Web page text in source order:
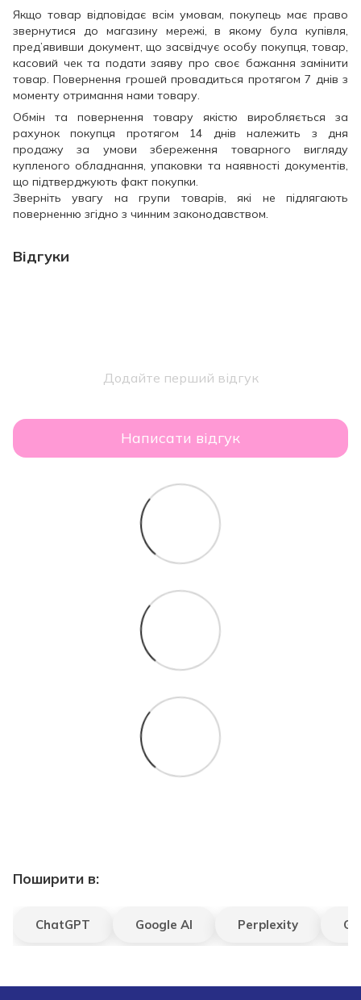
Якщо товар відповідає всім умовам, покупець має право
звернутися до магазину мережі, в якому була купівля,
пред’явивши документ, що засвідчує особу покупця, товар,
касовий чек та подати заяву про своє бажання замінити
товар. Повернення грошей провадиться протягом 7 днів з
моменту отримання нами товару.
Обмін та повернення товару якістю виробляється за
рахунок покупця протягом 14 днів належить з дня
продажу за умови збереження товарного вигляду
купленого обладнання, упаковки та наявності документів,
що підтверджують факт покупки.
Зверніть увагу на групи товарів, які не підлягають
поверненню згідно з чинним законодавством.
Відгуки
Додайте перший відгук
Написати відгук
Поширити в:
ChatGPT Google AI Perplexity